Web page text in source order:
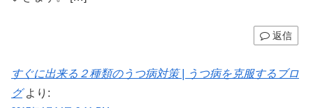
返信
すぐに出来る２種類のうつ病対策 | うつ病を克服するブロ
グ より: